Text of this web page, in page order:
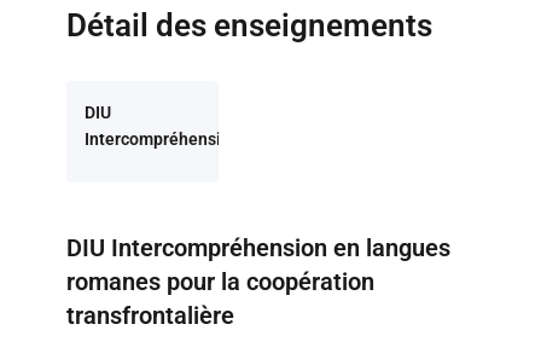
Détail des enseignements
DIU
Intercompréhension
Retour à la liste des programmes
DIU Intercompréhension en langues
romanes pour la coopération
transfrontalière